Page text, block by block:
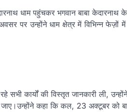
धाम पहुंचकर भगवान बाबा केदारनाथ के
पर उन्होंने धाम क्षेत्र में विभिन्न फेज़ों में
कार्यों की विस्तृत जानकारी ली, उन्होंने
जाए।उन्होंने कहा कि कल, 23 अक्टूबर को